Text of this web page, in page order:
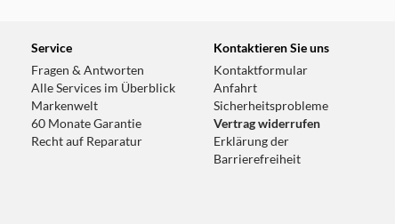
Service
Fragen & Antworten
Alle Services im Überblick
Markenwelt
60 Monate Garantie
Recht auf Reparatur
Kontaktieren Sie uns
Kontaktformular
Anfahrt
Sicherheitsprobleme
Vertrag widerrufen
Erklärung der
Barrierefreiheit